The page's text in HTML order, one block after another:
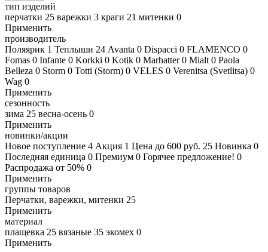
тип изделий
перчатки 25 варежки 3 краги 21 митенки 0
Применить
производитель
Поляярик 1 Теплыши 24 Avanta 0 Dispacci 0 FLAMENCO 0
Fomas 0 Infante 0 Korkki 0 Kotik 0 Marhatter 0 Mialt 0 Paola
Belleza 0 Storm 0 Totti (Storm) 0 VELES 0 Verenitsa (Svetlitsa) 0
Wag 0
Применить
сезонность
зима 25 весна-осень 0
Применить
новинки/акции
Новое поступление 4 Акция 1 Цена до 600 руб. 25 Новинка 0
Последняя единица 0 Премиум 0 Горячее предложение! 0
Распродажа от 50% 0
Применить
группы товаров
Перчатки, варежки, митенки 25
Применить
материал
плащевка 25 вязаные 35 экомех 0
Применить